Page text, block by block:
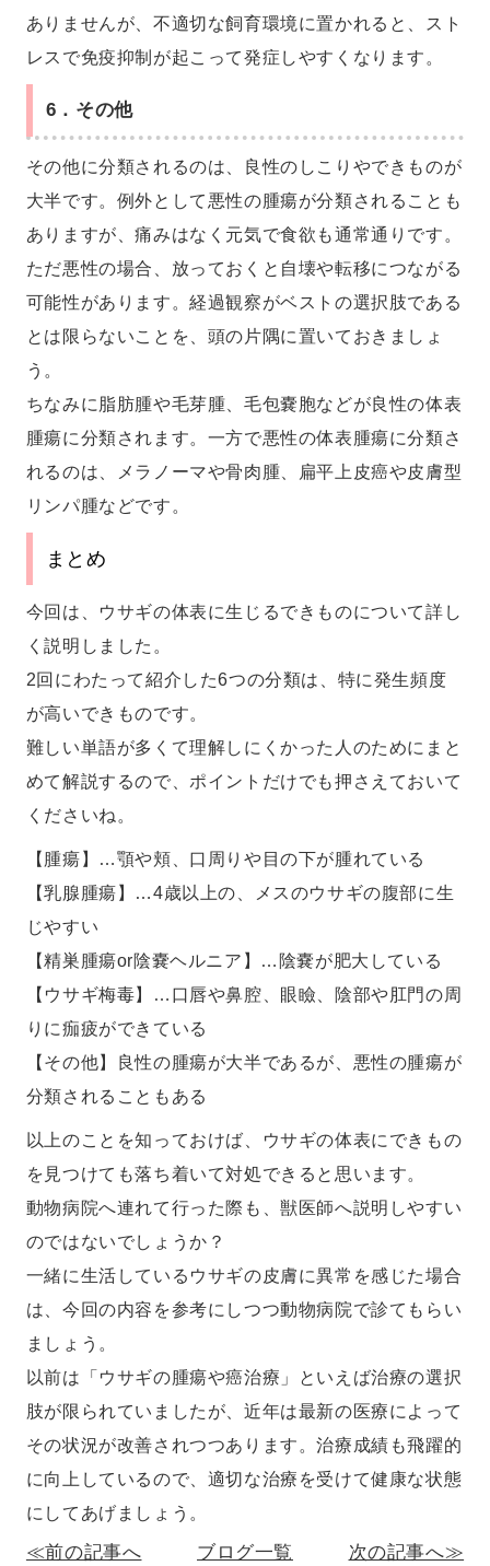
ありませんが、不適切な飼育環境に置かれると、スト
レスで免疫抑制が起こって発症しやすくなります。
6．その他
その他に分類されるのは、良性のしこりやできものが
大半です。例外として悪性の腫瘍が分類されることも
ありますが、痛みはなく元気で食欲も通常通りです。
ただ悪性の場合、放っておくと自壊や転移につながる
可能性があります。経過観察がベストの選択肢である
とは限らないことを、頭の片隅に置いておきましょ
う。
ちなみに脂肪腫や毛芽腫、毛包嚢胞などが良性の体表
腫瘍に分類されます。一方で悪性の体表腫瘍に分類さ
れるのは、メラノーマや骨肉腫、扁平上皮癌や皮膚型
リンパ腫などです。
まとめ
今回は、ウサギの体表に生じるできものについて詳し
く説明しました。
2回にわたって紹介した6つの分類は、特に発生頻度
が高いできものです。
難しい単語が多くて理解しにくかった人のためにまと
めて解説するので、ポイントだけでも押さえておいて
くださいね。
【腫瘍】…顎や頬、口周りや目の下が腫れている
【乳腺腫瘍】…4歳以上の、メスのウサギの腹部に生
じやすい
【精巣腫瘍or陰嚢ヘルニア】…陰嚢が肥大している
【ウサギ梅毒】…口唇や鼻腔、眼瞼、陰部や肛門の周
りに痂疲ができている
【その他】良性の腫瘍が大半であるが、悪性の腫瘍が
分類されることもある
以上のことを知っておけば、ウサギの体表にできもの
を見つけても落ち着いて対処できると思います。
動物病院へ連れて行った際も、獣医師へ説明しやすい
のではないでしょうか？
一緒に生活しているウサギの皮膚に異常を感じた場合
は、今回の内容を参考にしつつ動物病院で診てもらい
ましょう。
以前は「ウサギの腫瘍や癌治療」といえば治療の選択
肢が限られていましたが、近年は最新の医療によって
その状況が改善されつつあります。治療成績も飛躍的
に向上しているので、適切な治療を受けて健康な状態
にしてあげましょう。
≪前の記事へ ブログ一覧 次の記事へ≫